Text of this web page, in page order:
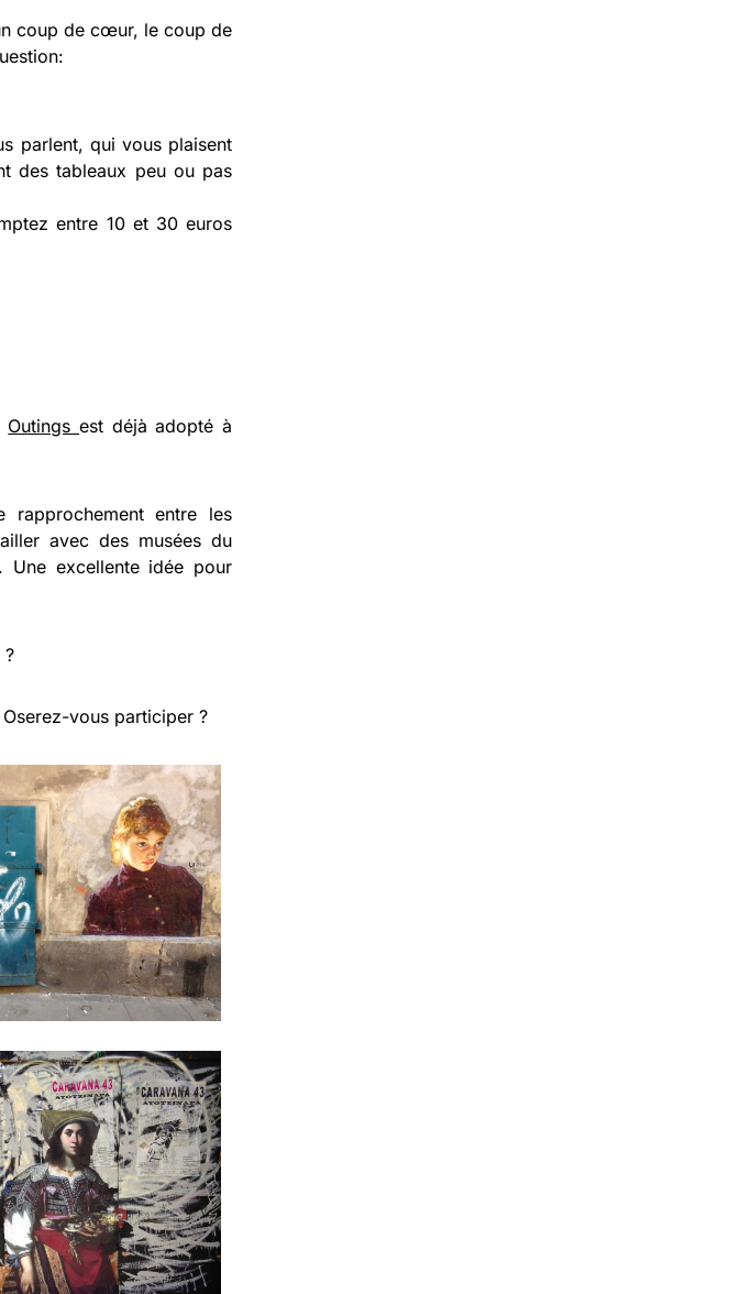
coup de cœur, le coup de
parlent, qui vous plaisent
des tableaux peu ou pas
entre 10 et 30 euros
Outingsest déjà adopté à
rapprochement entre les
avec des musées du
Une excellente idée pour
?
vous participer ?